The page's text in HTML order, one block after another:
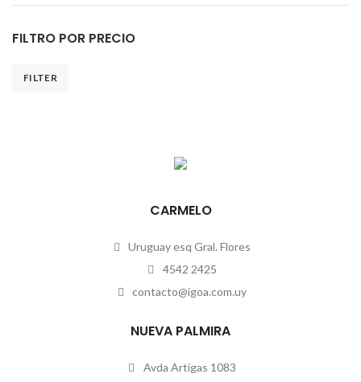
FILTRO POR PRECIO
FILTER
CARMELO
Uruguay esq Gral. Flores
4542 2425
contacto@igoa.com.uy
NUEVA PALMIRA
Avda Artigas 1083